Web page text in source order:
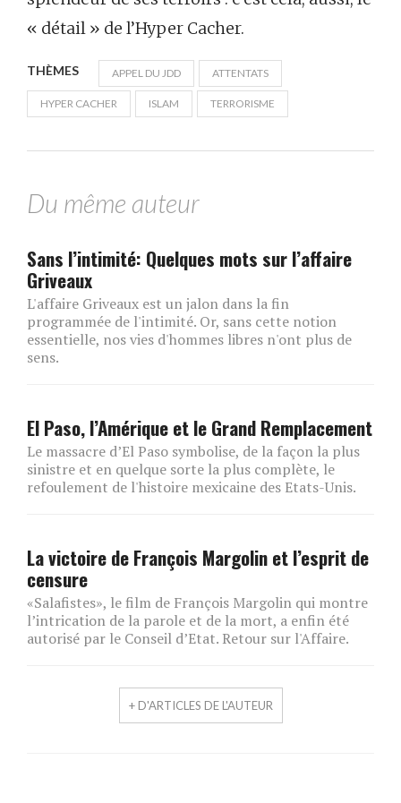
« détail » de l’Hyper Cacher.
THÈMES APPEL DU JDD ATTENTATS
HYPER CACHER ISLAM TERRORISME
Du même auteur
Sans l’intimité: Quelques mots sur l’affaire
Griveaux
L'affaire Griveaux est un jalon dans la fin
programmée de l'intimité. Or, sans cette notion
essentielle, nos vies d'hommes libres n'ont plus de
sens.
El Paso, l’Amérique et le Grand Remplacement
Le massacre d’El Paso symbolise, de la façon la plus
sinistre et en quelque sorte la plus complète, le
refoulement de l'histoire mexicaine des Etats-Unis.
La victoire de François Margolin et l’esprit de
censure
«Salafistes», le film de François Margolin qui montre
l’intrication de la parole et de la mort, a enfin été
autorisé par le Conseil d’Etat. Retour sur l'Affaire.
+ D'ARTICLES DE L'AUTEUR